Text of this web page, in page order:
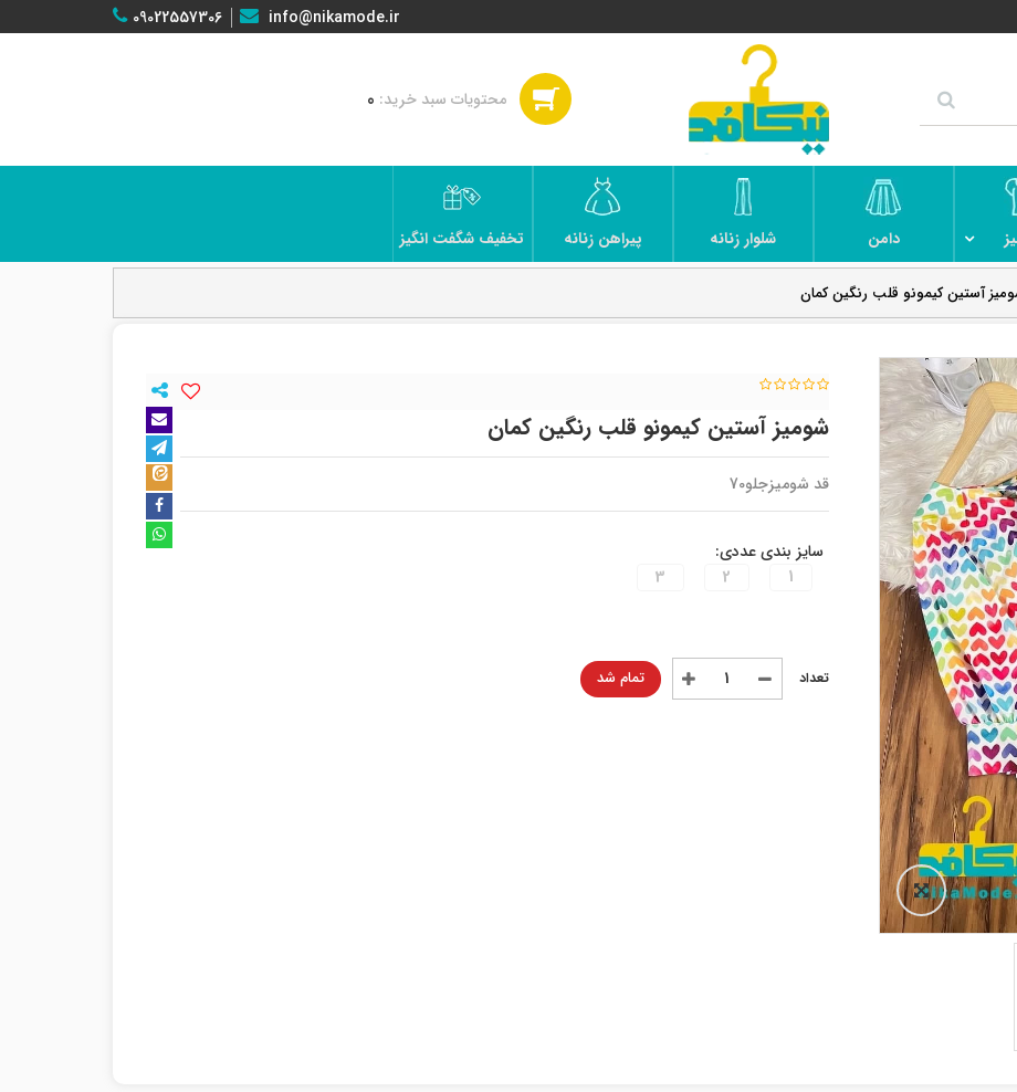
09022557306 info@nikamode.ir
0
دامن شلوار زنانه پیراهن زنانه تخفیف شگفت انگیز
آستین کیمونو قلب رنگین کمان
شومیز آستین کیمونو قلب رنگین کمان
قد شومیزجلو70
سایز بندی عددی:
1
2
3
تمام شد